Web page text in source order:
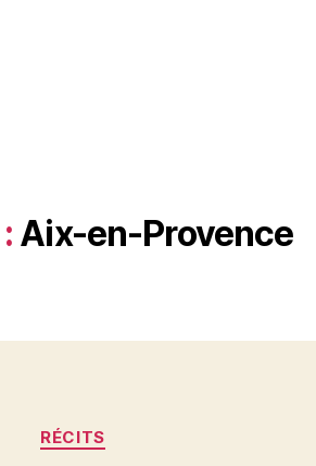
Aix-en-Provence
Catégories
RÉCITS